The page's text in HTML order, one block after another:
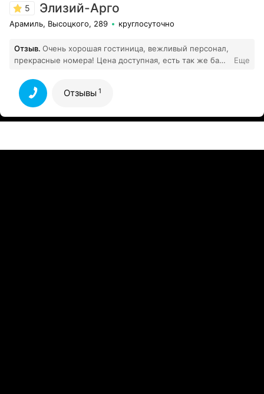
5 Элизий-Арго
Арамиль, Высоцкого, 289 круглосуточно
Отзыв. Очень хорошая гостиница, вежливый персонал,
прекрасные номера! Цена доступная, есть так же баня
Все отзывы
Еще
Отзывы 1